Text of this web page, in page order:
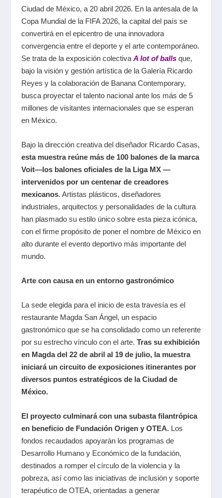
Ciudad de México, a 20 abril 2026. En la antesala de la
Copa Mundial de la FIFA 2026, la capital del país se
convertirá en el epicentro de una innovadora
convergencia entre el deporte y el arte contemporáneo.
Se trata de la exposición colectiva A lot of ballsque,
bajo la visión y gestión artística de la Galería Ricardo
Reyes y la colaboración de Banana Contemporary,
busca proyectar el talento nacional ante los más de 5
millones de visitantes internacionales que se esperan
en México.
Bajo la dirección creativa del diseñador Ricardo Casas,
esta muestra reúne más de 100 balones de la marca
Voit—los balones oficiales de la Liga MX —
intervenidos por un centenar de creadores
mexicanos. Artistas plásticos, diseñadores
industriales, arquitectos y personalidades de la cultura
han plasmado su estilo único sobre esta pieza icónica,
con el firme propósito de poner el nombre de México en
alto durante el evento deportivo más importante del
mundo.
Arte con causa en un entorno gastronómico
La sede elegida para el inicio de esta travesía es el
restaurante Magda San Ángel, un espacio
gastronómico que se ha consolidado como un referente
por su estrecho vínculo con el arte. Tras su exhibición
en Magda del 22 de abril al 19 de julio, la muestra
iniciará un circuito de exposiciones itinerantes por
diversos puntos estratégicos de la Ciudad de
México.
El proyecto culminará con una subasta filantrópica
en beneficio de Fundación Origen y OTEA.Los
fondos recaudados apoyarán los programas de
Desarrollo Humano y Económico de la fundación,
destinados a romper el círculo de la violencia y la
pobreza, así como las iniciativas de inclusión y soporte
terapéutico de OTEA, orientadas a generar